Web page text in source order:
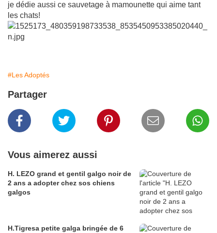
je dédie aussi ce sauvetage à mamounette qui aime tant
les chats!
#Les Adoptés
Partager
Vous aimerez aussi
H. LEZO grand et gentil galgo noir de
2 ans a adopter chez sos chiens
galgos
H.Tigresa petite galga bringée de 6